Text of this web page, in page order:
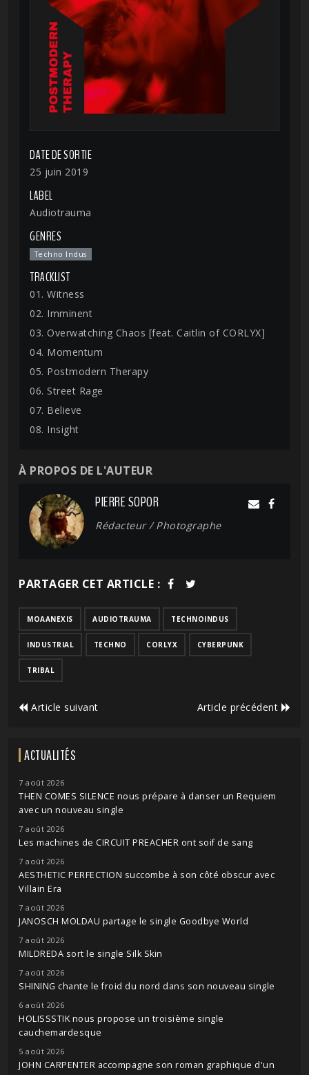
DATE DE SORTIE
25 juin 2019
LABEL
Audiotrauma
GENRES
Techno Indus
TRACKLIST
01. Witness
02. Imminent
03. Overwatching Chaos [feat. Caitlin of CORLYX]
04. Momentum
05. Postmodern Therapy
06. Street Rage
07. Believe
08. Insight
À PROPOS DE L'AUTEUR
PIERRE SOPOR
Rédacteur / Photographe
PARTAGER CET ARTICLE :
MOAANEXIS AUDIOTRAUMA TECHNOINDUS
INDUSTRIAL TECHNO CORLYX CYBERPUNK
TRIBAL
Article suivant Article précédent
ACTUALITÉS
7 août 2026
THEN COMES SILENCE nous prépare à danser un Requiem
avec un nouveau single
7 août 2026
Les machines de CIRCUIT PREACHER ont soif de sang
7 août 2026
AESTHETIC PERFECTION succombe à son côté obscur avec
Villain Era
7 août 2026
JANOSCH MOLDAU partage le single Goodbye World
7 août 2026
MILDREDA sort le single Silk Skin
7 août 2026
SHINING chante le froid du nord dans son nouveau single
6 août 2026
HOLISSSTIK nous propose un troisième single
cauchemardesque
5 août 2026
JOHN CARPENTER accompagne son roman graphique d'un